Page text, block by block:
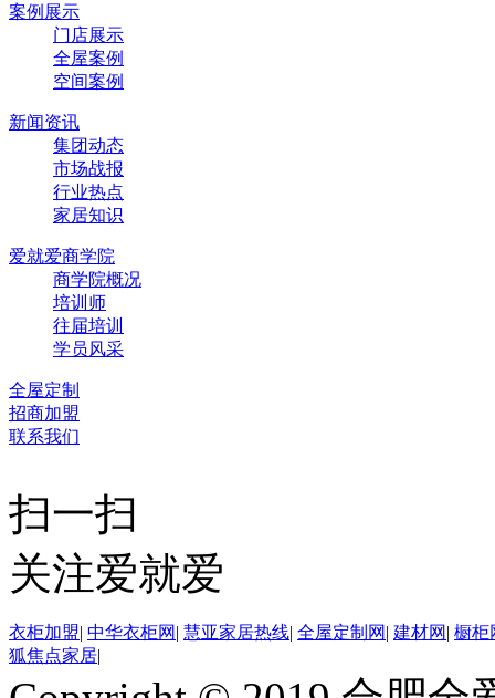
案例展示
门店展示
全屋案例
空间案例
新闻资讯
集团动态
市场战报
行业热点
家居知识
爱就爱商学院
商学院概况
培训师
往届培训
学员风采
全屋定制
招商加盟
联系我们
扫一扫
关注爱就爱
衣柜加盟| 中华衣柜网 | 慧亚家居热线| 全屋定制网 | 建材网 | 橱柜
狐焦点家居|